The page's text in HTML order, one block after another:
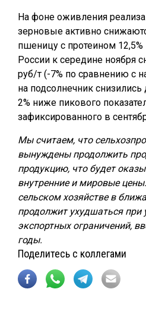
На фоне оживления
зерновые активно
пшеницу с протеином 12,5%
России к середине ноября
руб/т (-7% по сравнению с
на подсолнечник снизились
2% ниже пикового
зафиксированного в
Мы считаем, что
вынуждены продолжить
продукцию, что будет
внутренние и мировые
сельском хозяйстве в
продолжит ухудшаться при
экспортных ограничений,
годы.
Поделитесь с коллегами